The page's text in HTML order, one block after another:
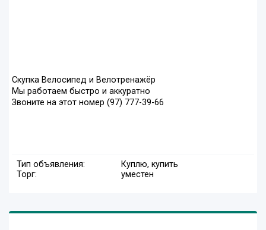
Скупка Велосипед и Велотренажёр
Мы работаем быстро и аккуратно
Звоните на этот номер (97) 777-39-66
Тип объявления:
Куплю, купить
Торг:
уместен